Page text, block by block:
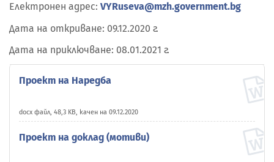
Електронен адрес: VYRuseva@mzh.government.bg
Дата на откриване: 09.12.2020 г.
Дата на приключване: 08.01.2021 г.
Проект на Наредба
docx файл, 48,3 KB, качен на 09.12.2020
Проект на доклад (мотиви)